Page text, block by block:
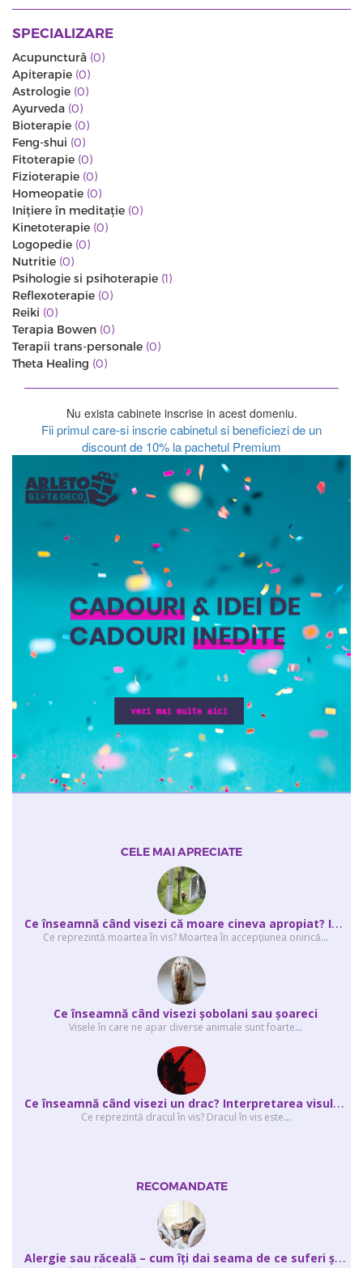
SPECIALIZARE
Acupunctură (0)
Apiterapie (0)
Astrologie (0)
Ayurveda (0)
Bioterapie (0)
Feng-shui (0)
Fitoterapie (0)
Fizioterapie (0)
Homeopatie (0)
Iniţiere în meditaţie (0)
Kinetoterapie (0)
Logopedie (0)
Nutritie (0)
Psihologie si psihoterapie (1)
Reflexoterapie (0)
Reiki (0)
Terapia Bowen (0)
Terapii trans-personale (0)
Theta Healing (0)
Nu exista cabinete inscrise in acest domeniu.
Fii primul care-si inscrie cabinetul si beneficiezi de un
discount de 10% la pachetul Premium
CELE MAI APRECIATE
C
e înseamnă când visezi că moare cineva apropiat? Interpretarea visului în ...
Ce reprezintă moartea în vis? Moartea în accepţiunea onirică...
Ce înseamnă când visezi şobolani sau şoareci
Visele în care ne apar diverse animale sunt foarte...
C
e înseamnă când visezi un drac? Interpretarea visului în care apar unul sau...
Ce reprezintă dracul în vis? Dracul în vis este...
RECOMANDATE
A
lergie sau răceală – cum îţi dai seama de ce suferi și de ce conteaz...